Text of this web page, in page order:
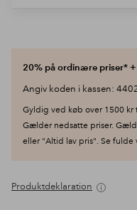
20% på ordinære priser*
Angiv koden i kassen:
Gyldig ved køb over 1500
Gælder nedsatte priser.
eller "Altid lav pris". Se fulde
Produktdeklaration